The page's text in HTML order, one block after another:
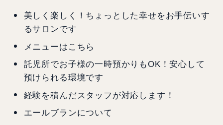
美しく楽しく！ちょっとした幸せをお手伝いす
るサロンです
メニューはこちら
託児所でお子様の一時預かりもOK！安心して
預けられる環境です
経験を積んだスタッフが対応します！
エールブランについて